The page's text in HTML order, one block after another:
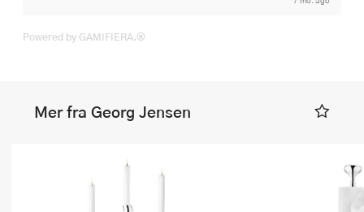
Powered by GAMIFIERA.®
Mer fra Georg Jensen